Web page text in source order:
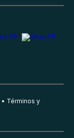
Términos y